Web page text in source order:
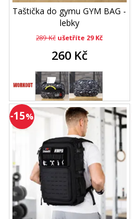
Taštička do gymu GYM BAG -
lebky
289 Kč ušetříte 29 Kč
260 Kč
-15%